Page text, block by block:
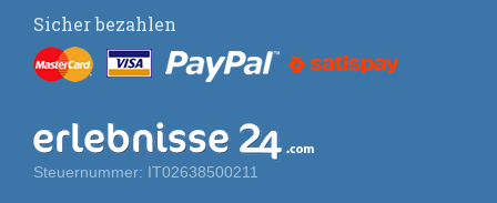
Sicher bezahlen
Steuernummer: IT02638500211